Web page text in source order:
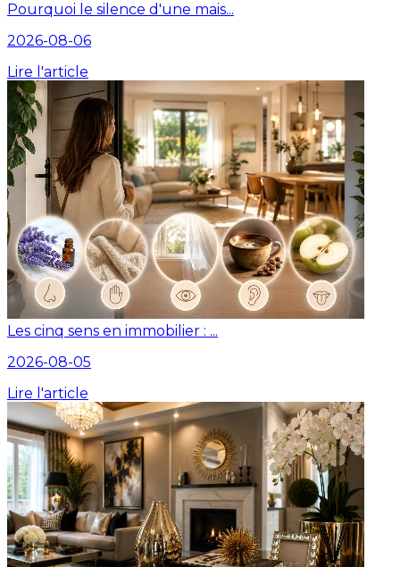
Pourquoi le silence d'une mais...
2026-08-06
Lire l'article
Les cinq sens en immobilier : ...
2026-08-05
Lire l'article